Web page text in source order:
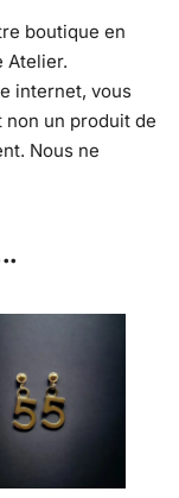
boutique en
Atelier.
internet, vous
un produit de
Nous ne